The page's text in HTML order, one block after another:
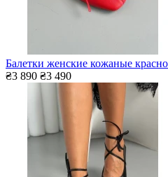
Балетки женские кожаные
₴3 890 ₴3 490